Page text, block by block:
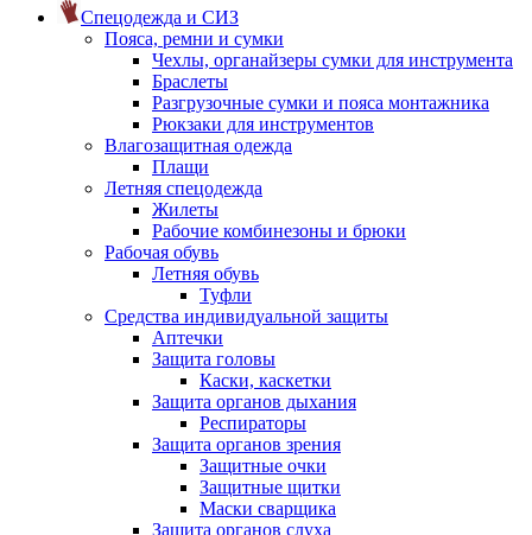
Спецодежда и СИЗ
Пояса, ремни и сумки
Чехлы, органайзеры сумки для инструмента
Браслеты
Разгрузочные сумки и пояса монтажника
Рюкзаки для инструментов
Влагозащитная одежда
Плащи
Летняя спецодежда
Жилеты
Рабочие комбинезоны и брюки
Рабочая обувь
Летняя обувь
Туфли
Средства индивидуальной защиты
Аптечки
Защита головы
Каски, каскетки
Защита органов дыхания
Респираторы
Защита органов зрения
Защитные очки
Защитные щитки
Маски сварщика
Защита органов слуха